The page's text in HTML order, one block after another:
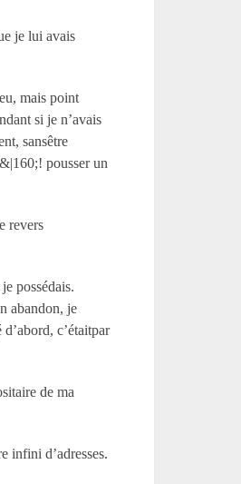
je lui avais
mais point
si je n’avais
sansêtre
pousser un
revers
possédais.
abandon, je
c’étaitpar
de ma
infini d’adresses.